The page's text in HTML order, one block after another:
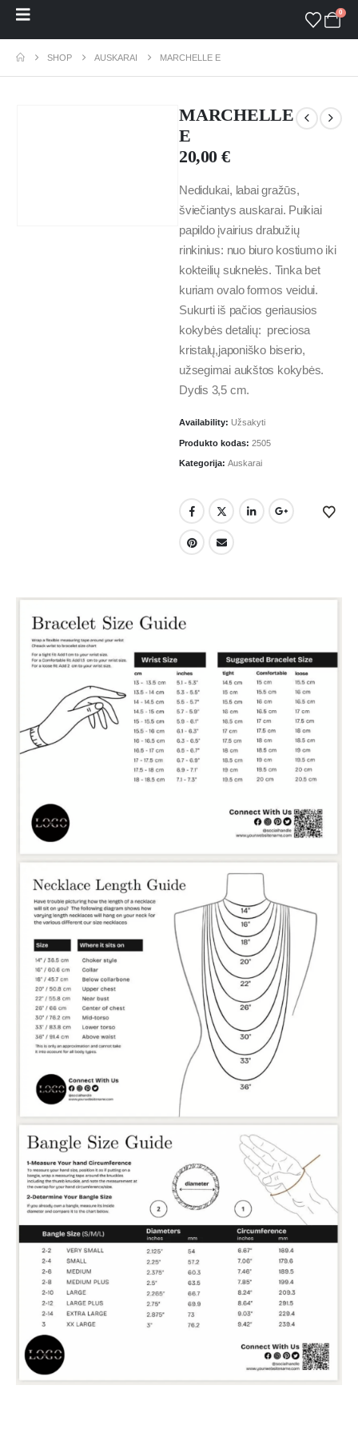
0
SHOP AUSKARAI MARCHELLE E
MARCHELLE
E
20,00€
Nedidukai, labai gražūs,
šviečiantys auskarai. Puikiai
papildo įvairius drabužių
rinkinius: nuo biuro kostiumo iki
kokteilių suknelės. Tinka bet
kuriam ovalo formos veidui.
Sukurti iš pačios geriausios
kokybės detalių: preciosa
kristalų,japoniško biserio,
užsegimai aukštos kokybės.
Dydis 3,5 cm.
Availability: Užsakyti
Produkto kodas: 2505
Kategorija: Auskarai